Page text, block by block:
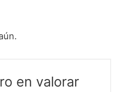
en valorar